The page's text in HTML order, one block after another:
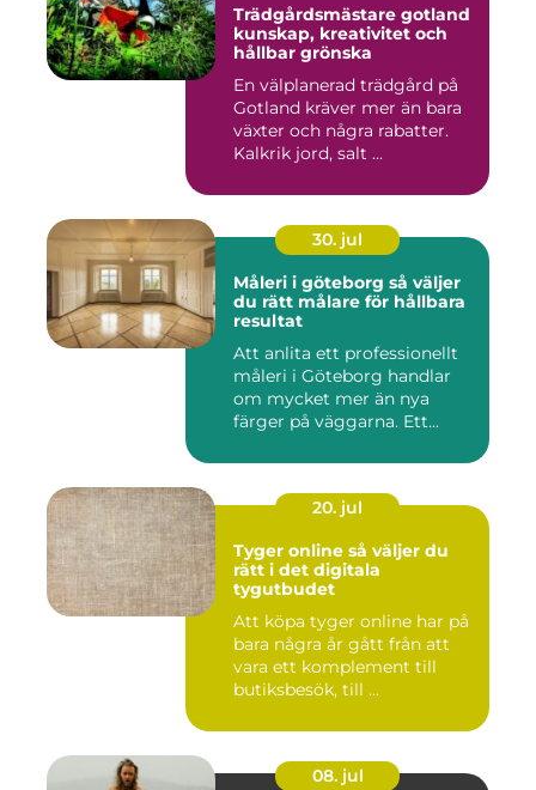
Trädgårdsmästare gotland
kunskap, kreativitet och
hållbar grönska
En välplanerad trädgård på
Gotland kräver mer än bara
växter och några rabatter.
Kalkrik jord, salt ...
30. jul
Måleri i göteborg så väljer
du rätt målare för hållbara
resultat
Att anlita ett professionellt
måleri i Göteborg handlar
om mycket mer än nya
färger på väggarna. Ett...
20. jul
Tyger online så väljer du
rätt i det digitala
tygutbudet
Att köpa tyger online har på
bara några år gått från att
vara ett komplement till
butiksbesök, till ...
08. jul